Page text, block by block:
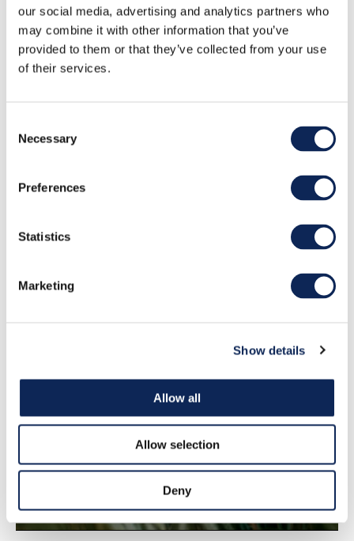
our social media, advertising and analytics partners who
may combine it with other information that you’ve
provided to them or that they’ve collected from your use
of their services.
Selection
Necessary
Preferences
Statistics
Marketing
Show details
Allow all
Allow selection
Deny
Settings
Efficiency story - Frankrike
Mute Settings